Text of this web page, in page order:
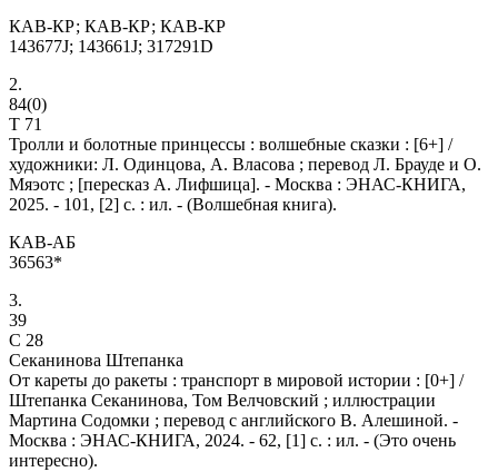
КАВ-КР; КАВ-КР; КАВ-КР
143677J; 143661J; 317291D
2.
84(0)
Т 71
Тролли и болотные принцессы : волшебные сказки : [6+] /
художники: Л. Одинцова, А. Власова ; перевод Л. Брауде и О.
Мяэотс ; [пересказ А. Лифшица]. - Москва : ЭНАС-КНИГА,
2025. - 101, [2] с. : ил. - (Волшебная книга).
КАВ-АБ
36563*
3.
39
С 28
Секанинова Штепанка
От кареты до ракеты : транспорт в мировой истории : [0+] /
Штепанка Секанинова, Том Велчовский ; иллюстрации
Мартина Содомки ; перевод с английского В. Алешиной. -
Москва : ЭНАС-КНИГА, 2024. - 62, [1] с. : ил. - (Это очень
интересно).